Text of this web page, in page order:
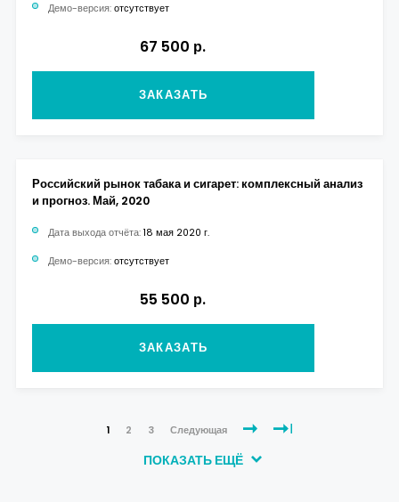
Демо-версия: отсутствует
67 500 р.
ЗАКАЗАТЬ
Российский рынок табака и сигарет: комплексный анализ
и прогноз. Май, 2020
Дата выхода отчёта: 18 мая 2020 г.
Демо-версия: отсутствует
55 500 р.
ЗАКАЗАТЬ
1 2 3 Следующая
ПОКАЗАТЬ ЕЩЁ